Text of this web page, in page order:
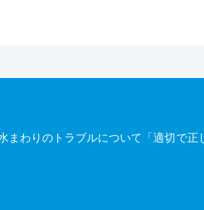
わりのトラブルについて「適切で正